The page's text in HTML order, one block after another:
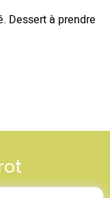
Dessert à prendre